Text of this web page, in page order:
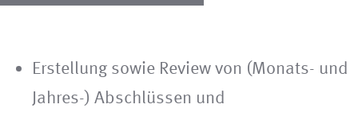
Erstellung sowie Review von (Monats- und
Jahres-) Abschlüssen und